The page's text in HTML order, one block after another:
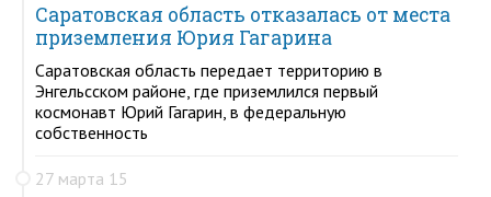
Саратовская область отказалась от места
приземления Юрия Гагарина
Саратовская область передает территорию в
Энгельсском районе, где приземлился первый
космонавт Юрий Гагарин, в федеральную
собственность
27 марта 15